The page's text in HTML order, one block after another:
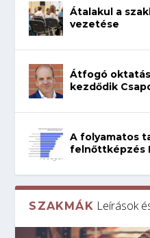
Átalakul a
vezetése
Átfogó
kezdődik
A folyamatos
felnőttképzés
SZAKMÁK Leírások